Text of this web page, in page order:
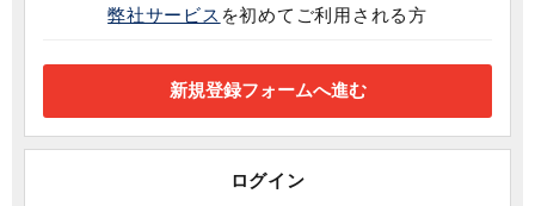
弊社サービス を初めてご利用される方
ログイン